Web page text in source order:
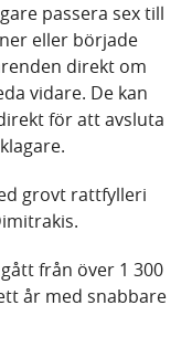
passera sex till
eller började
direkt om
vidare. De kan
för att avsluta
grovt rattfylleri
från över 1 300
år med snabbare